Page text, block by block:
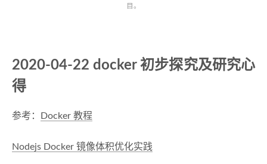
目。
2020-04-22 docker 初步探究及研究心
得
参考： Docker 教程
Nodejs Docker 镜像体积优化实践